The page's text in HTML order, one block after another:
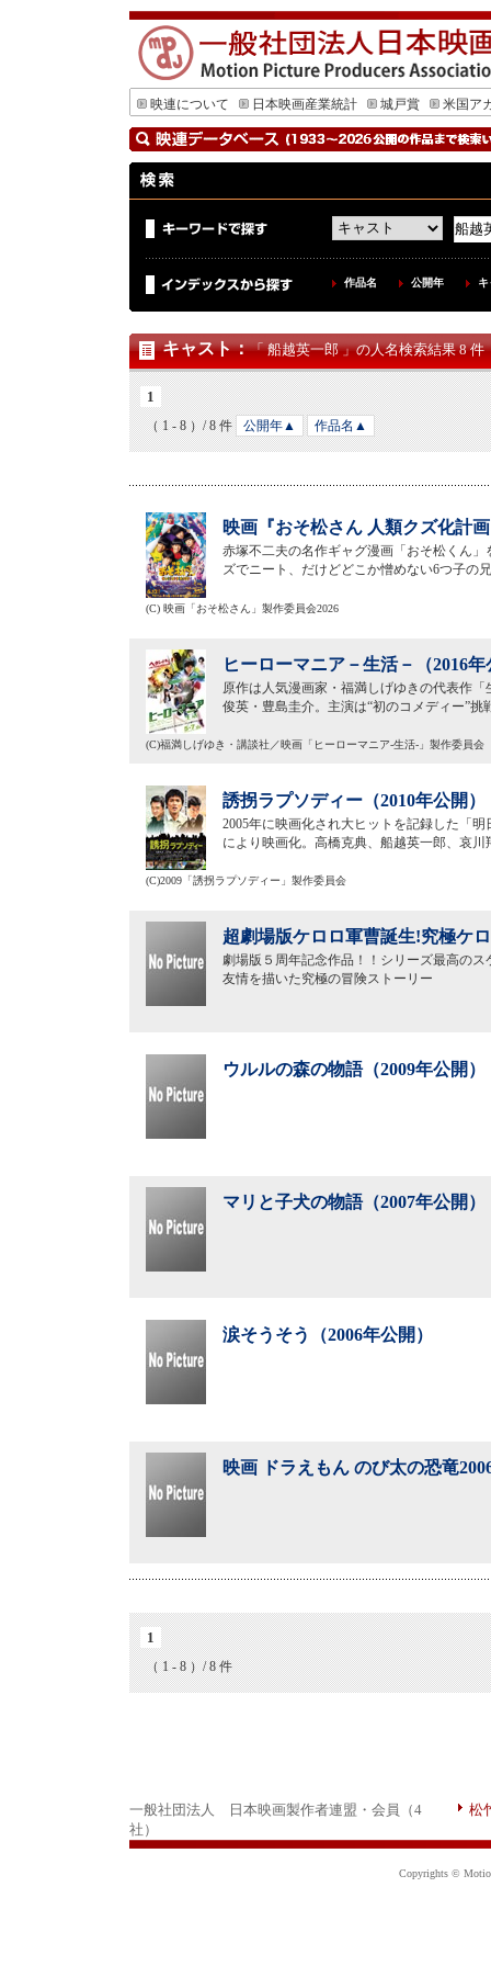
映連について 日本映画産業統計 城戸賞 米国ア
作品名 公開年
キャスト：「 船越英一郎 」の人名検索結果 8 件
1
（ 1 - 8 ）/ 8 件 公開年▲ 作品名▲
映画『おそ松さん 人類クズ化計
赤塚不二夫の名作ギャグ漫画「おそ松くん
ズでニート、だけどどこか憎めない6つ子の
(C) 映画「おそ松さん」製作委員会2026
ヒーローマニア－生活－（2016年
原作は人気漫画家・福満しげゆきの代表作
俊英・豊島圭介。主演は“初のコメディー”
(C)福満しげゆき・講談社／映画「ヒーローマニア-生活-」製作委員会
誘拐ラプソディー（2010年公開）
2005年に映画化され大ヒットを記録した「
により映画化。高橋克典、船越英一郎、哀
(C)2009「誘拐ラプソディー」製作委員会
超劇場版ケロロ軍曹誕生!究極ケ
劇場版５周年記念作品！！シリーズ最高の
友情を描いた究極の冒険ストーリー
ウルルの森の物語（2009年公開）
マリと子犬の物語（2007年公開）
涙そうそう（2006年公開）
映画 ドラえもん のび太の恐竜
1
（ 1 - 8 ）/ 8 件
一般社団法人 日本映画製作者連盟・会員（4
社）
松
Copyrights ©